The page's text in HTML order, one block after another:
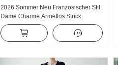
2026 Sommer Neu Französischer Stil
Dame Charme Ärmellos Strick
Schlank Schlank Schleife Chanel-Stil
Kleid Frauen